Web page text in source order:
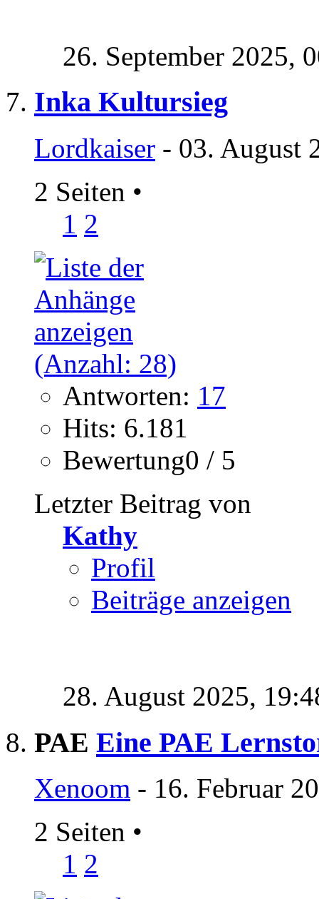
26. September 2025,
Inka Kultursieg
Lordkaiser - 03. August
2 Seiten •
1 2
Antworten: 17
Hits: 6.181
Bewertung0 / 5
Letzter Beitrag von
Kathy
Profil
Beiträge anzeigen
28. August 2025,
PAE Eine PAE
Xenoom - 16. Februar
2 Seiten •
1 2